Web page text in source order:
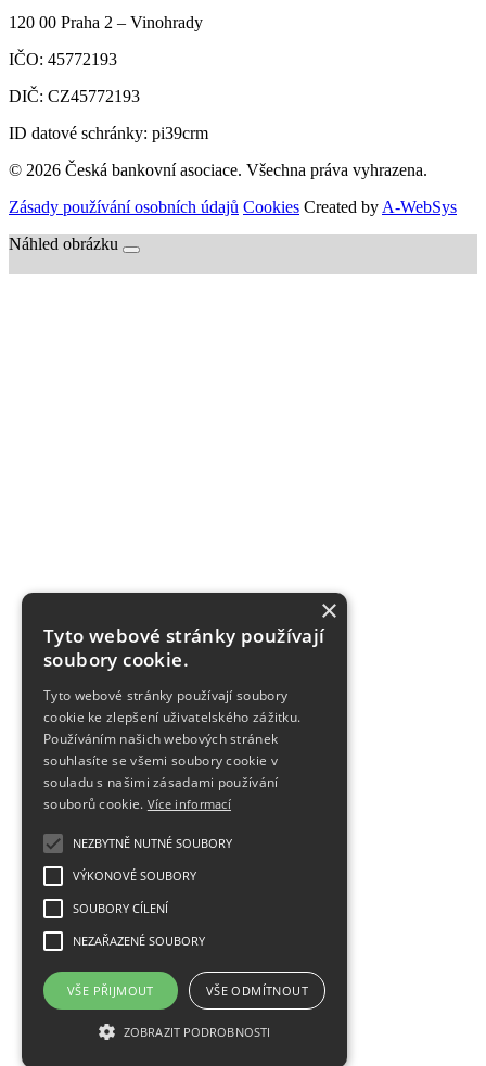
120 00 Praha 2 – Vinohrady
IČO: 45772193
DIČ: CZ45772193
ID datové schránky: pi39crm
© 2026 Česká bankovní asociace. Všechna práva vyhrazena.
Zásady používání osobních údajů Cookies Created by A-WebSys
Náhled obrázku
×
Tyto webové stránky používají
soubory cookie.
Tyto webové stránky používají soubory
cookie ke zlepšení uživatelského zážitku.
Používáním našich webových stránek
souhlasíte se všemi soubory cookie v
souladu s našimi zásadami používání
souborů cookie. Více informací
NEZBYTNĚ NUTNÉ SOUBORY
VÝKONOVÉ SOUBORY
SOUBORY CÍLENÍ
NEZAŘAZENÉ SOUBORY
VŠE PŘIJMOUT VŠE ODMÍTNOUT
ZOBRAZIT PODROBNOSTI